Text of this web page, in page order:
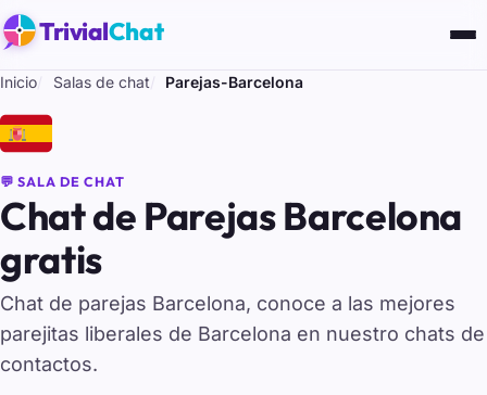
TrivialChat
Inicio Salas de chat Parejas-Barcelona
🇪🇸
💬 SALA DE CHAT
Chat de Parejas Barcelona
gratis
Chat de parejas Barcelona, conoce a las mejores
parejitas liberales de Barcelona en nuestro chats de
contactos.